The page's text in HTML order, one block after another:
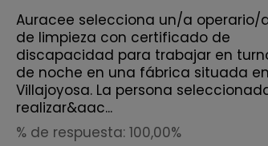
Auracee selecciona un/a operario/
de limpieza con certificado de
discapacidad para trabajar en
de noche en una fábrica situada en
Villajoyosa. La persona
realizar&aac...
% de respuesta: 100,00%